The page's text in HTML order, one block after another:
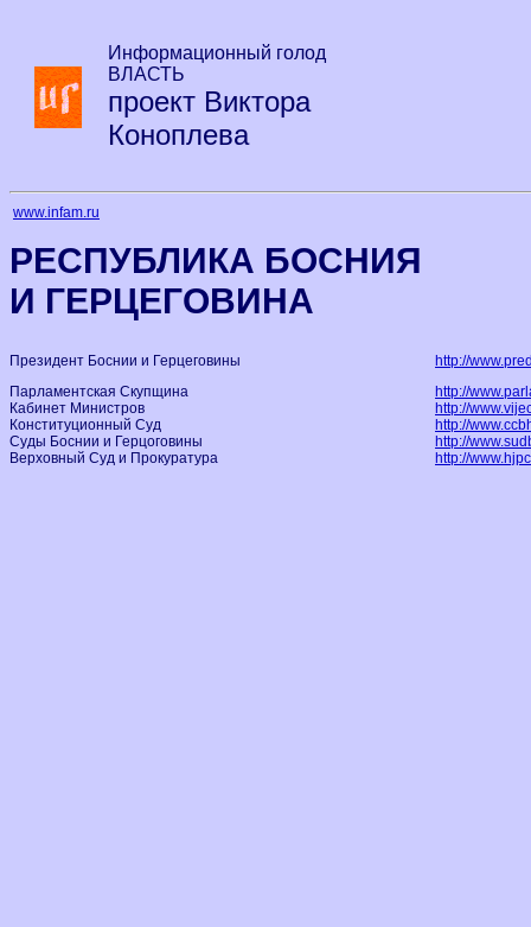
Информационный голод
ВЛАСТЬ
проект Виктора
Коноплева
www.infam.ru
РЕСПУБЛИКА БОСНИЯ
И ГЕРЦЕГОВИНА
Президент Боснии и Герцеговины
http://
Парламентская Скупщина
http://
Кабинет Министров
http://
Конституционный Суд
http://
Суды Боснии и Герцоговины
http://
Верховный Суд и Прокуратура
http://